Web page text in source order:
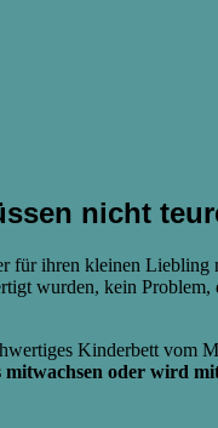
nicht
für ihren kleinen Liebling
wurden, kein
Kinderbett vom
mitwachsen oder wird